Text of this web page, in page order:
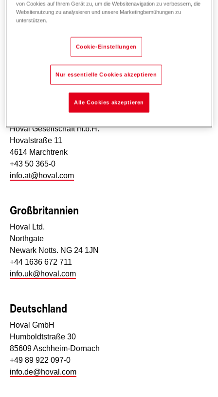
Schweiz
8706 Feldmeilen ZH
+41 44 925 6111
info.ch@hoval.com
Hoval Gesellschaft m.b.H.
Hovalstraße 11
4614 Marchtrenk
+43 50 365-0
info.at@hoval.com
Großbritannien
Hoval Ltd.
Northgate
Newark Notts. NG 24 1JN
+44 1636 672 711
info.uk@hoval.com
Deutschland
Hoval GmbH
Humboldtstraße 30
85609 Aschheim-Dornach
+49 89 922 097-0
info.de@hoval.com
von Cookies auf Ihrem Gerät zu, um die Websitenavigation zu verbessern, die
Websitenutzung zu analysieren und unsere Marketingbemühungen zu
unterstützen.
Cookie-Einstellungen
Nur essentielle Cookies akzeptieren
Alle Cookies akzeptieren